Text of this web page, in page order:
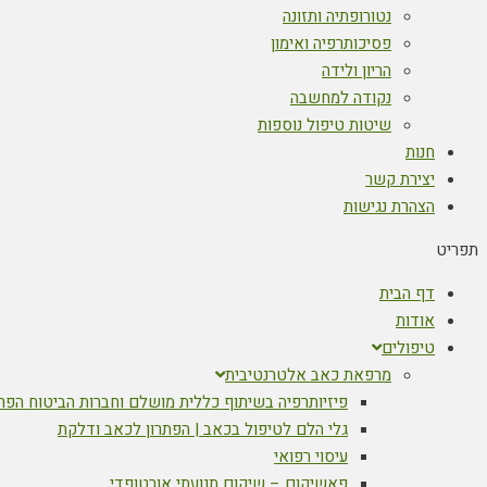
נטורופתיה ותזונה
פסיכותרפיה ואימון
הריון ולידה
נקודה למחשבה
שיטות טיפול נוספות
חנות
יצירת קשר
הצהרת נגישות
תפריט
דף הבית
אודות
טיפולים
מרפאת כאב אלטרנטיבית
פיזיותרפיה בשיתוף כללית מושלם וחברות הביטוח
גלי הלם לטיפול בכאב | הפתרון לכאב ודלקת
עיסוי רפואי